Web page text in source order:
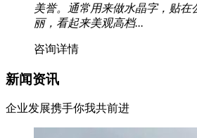
美誉。通常用来做水晶字，贴在
丽，看起来美观高档...
咨询详情
新闻资讯
企业发展携手你我共前进